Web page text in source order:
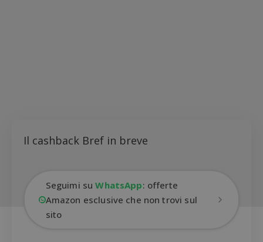
Il cashback Bref in breve
Seguimi suWhatsApp: offerte
Amazon esclusive che non trovi sul
sito